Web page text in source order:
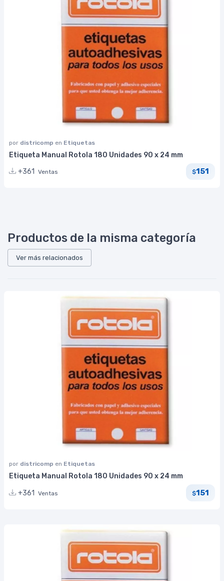
por districomp en Etiquetas
Etiqueta Manual Rotola 180 Unidades 90 x 24 mm
+361
Ventas $151
Productos de la misma categoría
Ver más relacionados
por districomp en Etiquetas
Etiqueta Manual Rotola 180 Unidades 90 x 24 mm
+361
Ventas $151